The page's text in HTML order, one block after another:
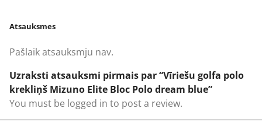
Atsauksmes
Pašlaik atsauksmju nav.
Uzraksti atsauksmi pirmais par “Vīriešu golfa polo
krekliņš Mizuno Elite Bloc Polo dream blue”
You must be logged in to post a review.